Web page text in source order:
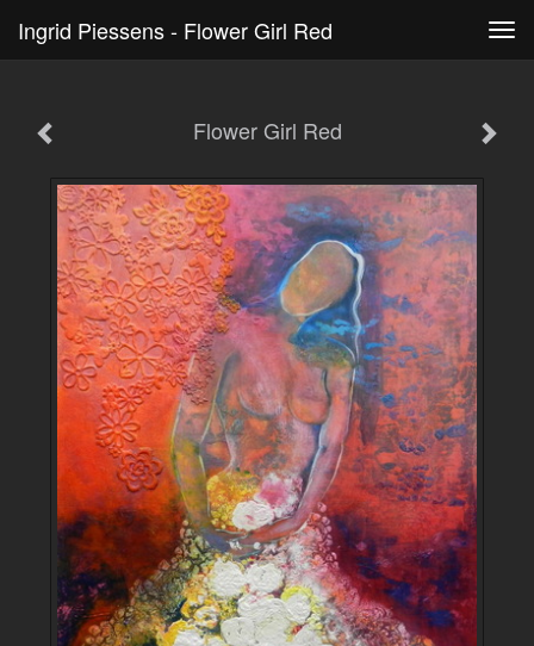
Ingrid Piessens - Flower Girl Red
Flower Girl Red